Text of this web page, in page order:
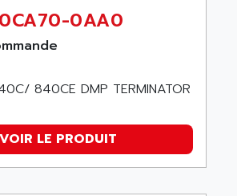
0CA70-0AA0
840CE DMP TERMINATOR
VOIR LE PRODUIT